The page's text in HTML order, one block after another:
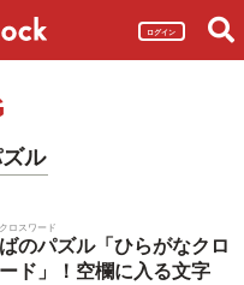
ログイン
ル
ロスワード
のパズル「ひらがなクロ
ド」！空欄に入る文字